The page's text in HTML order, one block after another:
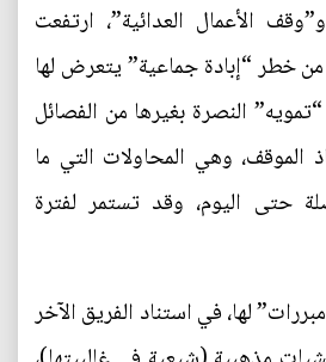
الأعمال العدائية”، ارتفعت
من خطر “إبادة جماعية” يتعرض لها
النصرة بغيرها من الفصائل
الموقف، وهي المحاولات التي ما
حتى اليوم، وقد تستمر لفترة
لها، في استناد الفريق الآخر